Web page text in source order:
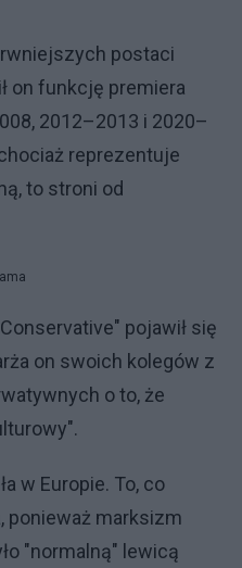
postaci
on funkcję premiera
2012–2013 i 2020–
reprezentuje
to stroni od
pojawił się
on swoich kolegów z
o to, że
w Europie. To, co
ponieważ marksizm
"normalną" lewicą